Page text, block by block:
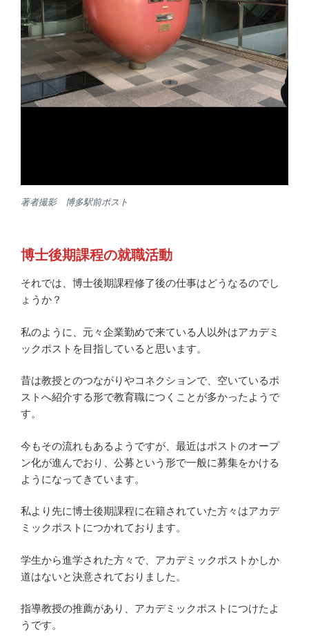
著者撮影 博多駅前ポスト
博士後期課程の就職活動
それでは、博士後期課程修了後の仕事はどうなるのでし
ょうか？
私のように、元々企業勤めで来ている人以外はアカデミ
ックポストを目指していると思います。
昔は教授とのつながりやコネクションで、空いているポ
ストへ紹介する形で教育職につくことが多かったようで
す。
今もその流れもあるようですが、最近はポストのオープ
ン化が進んでおり、公募という形で一般に募集をかける
ようになってきています。
私より先に博士後期課程に在籍されていた方々はアカデ
ミックポストにつかれております。
学生から進学された方々で、アカデミックポストかしか
道はないと決意されておりました。
指導教授の推薦があり、アカデミックポストにつけたよ
うです。